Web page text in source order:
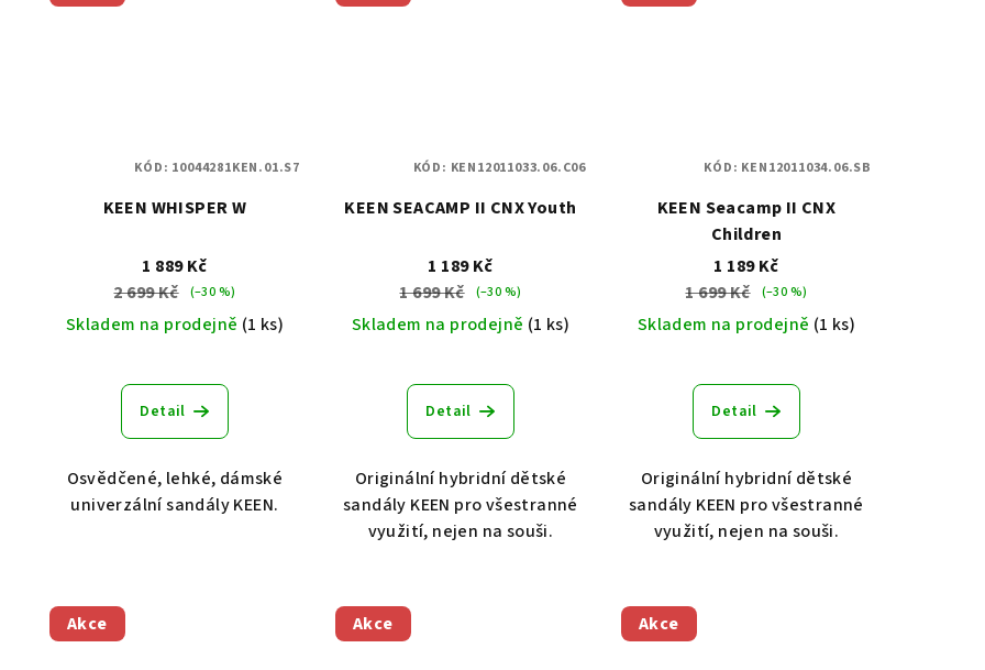
KEEN WHISPER W
1 889 Kč
2 699 Kč
(–30 %)
Skladem na prodejně (1 ks)
Detail
Osvědčené, lehké, dámské
univerzální sandály KEEN.
KÓD: 10044281KEN.01.S7
KEEN SEACAMP II CNX Youth
1 189 Kč
1 699 Kč
(–30 %)
Skladem na prodejně (1 ks)
Detail
Originální hybridní dětské
sandály KEEN pro všestranné
využití, nejen na souši.
KÓD: KEN12011033.06.C06
KEEN Seacamp II CNX
Children
1 189 Kč
1 699 Kč
(–30 %)
Skladem na prodejně (1 ks)
Detail
Originální hybridní dětské
sandály KEEN pro všestranné
využití, nejen na souši.
KÓD: KEN12011034.06.SB
Akce Akce Akce